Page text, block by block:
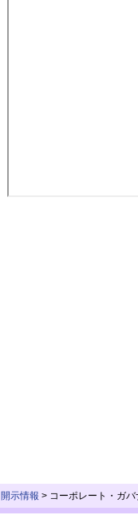
開示情報 > コーポレート・ガ